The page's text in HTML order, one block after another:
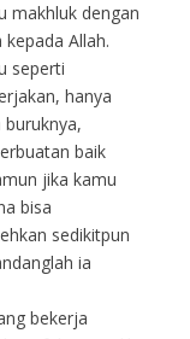
makhluk dengan
Allah.
seperti
hanya
baik
jika kamu
bisa
sedikitpun
ia
bekerja